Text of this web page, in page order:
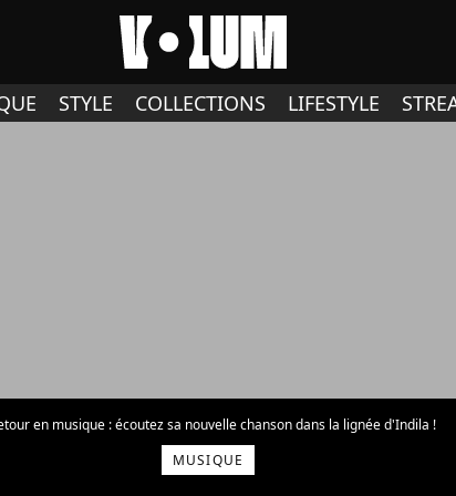
STYLE COLLECTIONS LIFESTYLE
en musique : écoutez sa nouvelle chanson dans la lignée d'Indila !
MUSIQUE